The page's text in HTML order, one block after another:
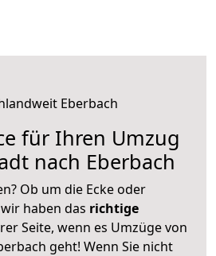
für Ihren Umzug
nach Eberbach
Ob um die Ecke oder
haben das richtige
Seite, wenn es Umzüge von
geht! Wenn Sie nicht